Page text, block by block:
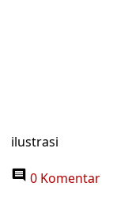
ilustrasi
0 Komentar